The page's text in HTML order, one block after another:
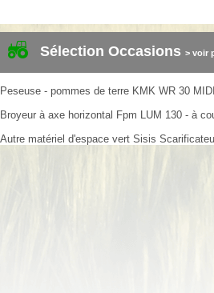
Sélection Occasions > voir
Peseuse - pommes de terre KMK WR 30 MIDI
Broyeur à axe horizontal Fpm LUM 130 - à
Autre matériel d'espace vert Sisis